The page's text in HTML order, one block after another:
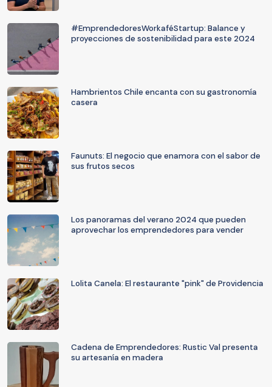
#EmprendedoresWorkaféStartup: Balance y
proyecciones de sostenibilidad para este 2024
Hambrientos Chile encanta con su gastronomía
casera
Faunuts: El negocio que enamora con el sabor de
sus frutos secos
Los panoramas del verano 2024 que pueden
aprovechar los emprendedores para vender
Lolita Canela: El restaurante "pink" de Providencia
Cadena de Emprendedores: Rustic Val presenta
su artesanía en madera